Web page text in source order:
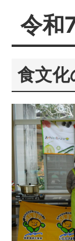
令和
食文化